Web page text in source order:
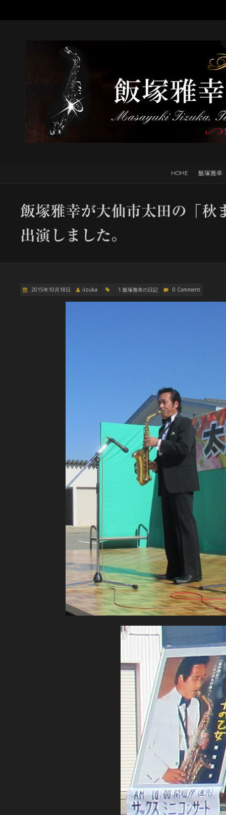
HOME 飯塚雅幸
飯塚雅幸が大仙市太田の「秋
出演しました。
2015年10月18日 iizuka 1.飯塚雅幸の日記 0 Comment